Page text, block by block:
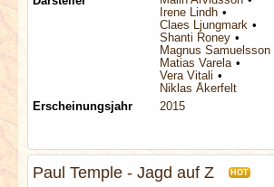
Irene Lindh
Claes Ljungmark
Shanti Roney
Magnus Samuelsson
Matias Varela
Vera Vitali
Niklas Åkerfelt
Erscheinungsjahr
2015
Paul Temple - Jagd auf Z HOT